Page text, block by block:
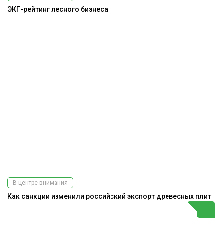
ЭКГ-рейтинг лесного бизнеса
В центре внимания
Как санкции изменили российский экспорт древесных плит